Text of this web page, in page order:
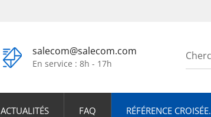
salecom@salecom.com
En service : 8h - 17h
ACTUALITÉS FAQ RÉFÉRENCE CROISÉE.